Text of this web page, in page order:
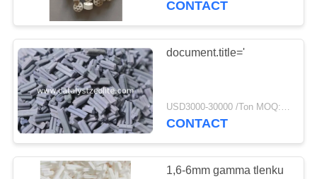
Środki do usuwania
arsenu
16
CONTACT
document.title='
USD3000-30000 /Ton MOQ:1 KG
CONTACT
1,6-6mm gamma tlenku